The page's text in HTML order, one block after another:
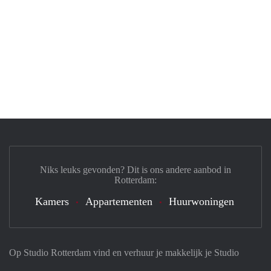
Op Studio Rotterdam vind en verhuur je makkelijk je Studio
Niks leuks gevonden? Dit is ons andere aanbod in
Rotterdam:
Kamers Appartementen Huurwoningen